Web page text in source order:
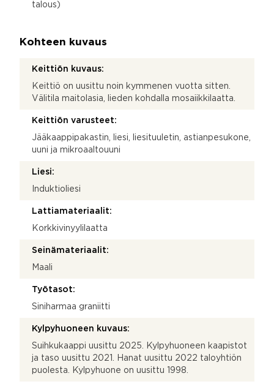
talous)
Kohteen kuvaus
Keittiön kuvaus:
Keittiö on uusittu noin kymmenen vuotta sitten.
Välitila maitolasia, lieden kohdalla mosaiikkilaatta.
Keittiön varusteet:
Jääkaappipakastin, liesi, liesituuletin, astianpesukone,
uuni ja mikroaaltouuni
Liesi:
Induktioliesi
Lattiamateriaalit:
Korkkivinyylilaatta
Seinämateriaalit:
Maali
Työtasot:
Siniharmaa graniitti
Kylpyhuoneen kuvaus:
Suihkukaappi uusittu 2025. Kylpyhuoneen kaapistot
ja taso uusittu 2021. Hanat uusittu 2022 taloyhtiön
puolesta. Kylpyhuone on uusittu 1998.